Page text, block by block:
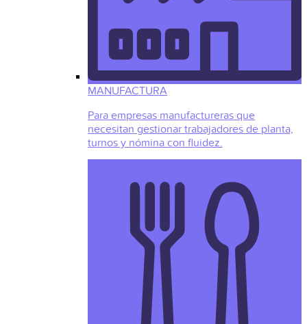
MANUFACTURA
Para empresas manufactureras que
necesitan gestionar trabajadores de planta,
turnos y nómina con fluidez.